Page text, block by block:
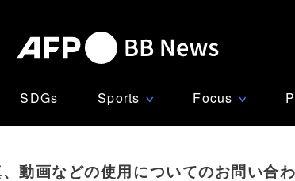
SDGs Sports ∨ Focus ∨
動画などの使用についてのお問い合